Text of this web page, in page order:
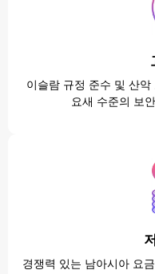
이슬람 규정 준수 및 산
요새 수준의 보
경쟁력 있는 남아시아 요